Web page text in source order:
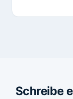
Schreibe